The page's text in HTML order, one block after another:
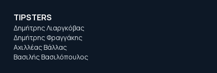
TIPSTERS
Δημήτρης Λιαργκόβας
Δημήτρης Φραγγάκης
Αχιλλέας Βάλλας
Βασιλής Βασιλόπουλος